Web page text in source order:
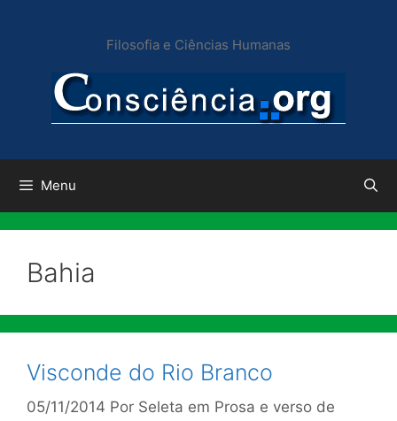
conteúdo
Filosofia e Ciências Humanas
Menu
Bahia
Visconde do Rio Branco
05/11/2014 Por Seleta em Prosa e verso de